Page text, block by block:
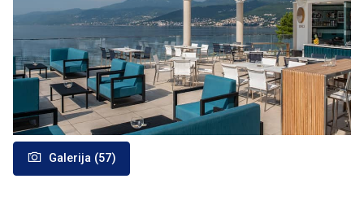
Galerija (57)